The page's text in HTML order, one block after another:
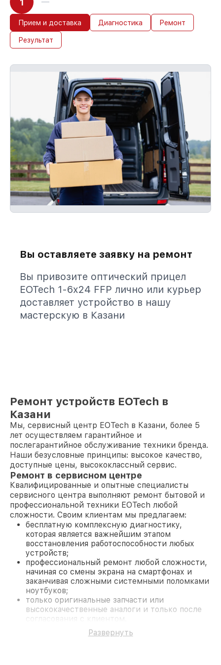
Прием и доставка Диагностика Ремонт
Результат
Вы оставляете заявку на ремонт
Вы привозите оптический прицел
EOTech 1-6x24 FFP лично или курьер
доставляет устройство в нашу
мастерскую в Казани
Ремонт устройств EOTech в
Казани
Мы, сервисный центр EOTech в Казани, более 5
лет осуществляем гарантийное и
послегарантийное обслуживание техники бренда.
Наши безусловные принципы: высокое качество,
доступные цены, высококлассный сервис.
Ремонт в сервисном центре
Квалифицированные и опытные специалисты
сервисного центра выполняют ремонт бытовой и
профессиональной техники EOTech любой
сложности. Своим клиентам мы предлагаем:
бесплатную комплексную диагностику,
которая является важнейшим этапом
восстановления работоспособности любых
устройств;
профессиональный ремонт любой сложности,
начиная со смены экрана на смартфонах и
заканчивая сложными системными поломками
ноутбуков;
только оригинальные запчасти или
высококачественные аналоги и только после
согласования с клиентом.
На все работы и замененные комплектующие
предоставляется длительная гарантия. В случае
Развернуть